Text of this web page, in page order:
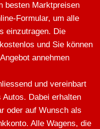
besten Marktpreisen
Formular, um alle
einzutragen. Die
und Sie können
annehmen
und vereinbart
Autos. Dabei erhalten
oder auf Wunsch als
Alle Wagens, die